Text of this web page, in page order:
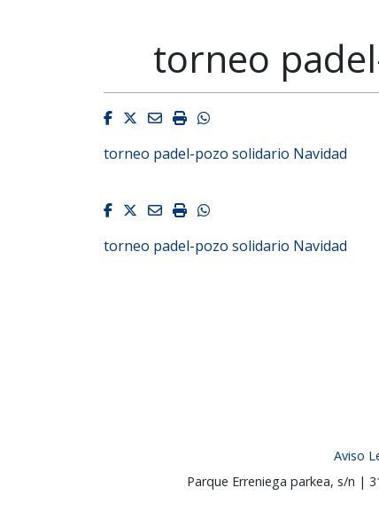
torneo
Facebook
Twitter
EmailImprimirWhatsapp
torneo padel-pozo solidario Navidad
Facebook
Twitter
EmailImprimirWhatsapp
torneo padel-pozo solidario Navidad
Aviso
Parque Erreniega parkea, s/n |